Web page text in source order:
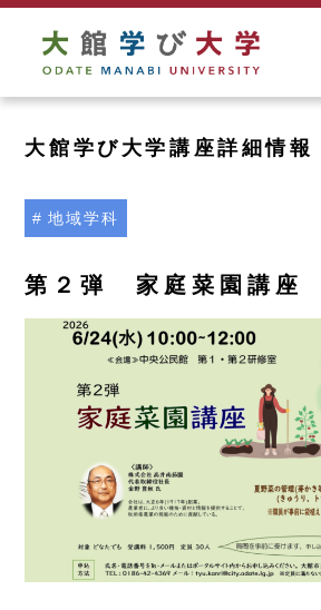
大館学び大学講座詳細情報
地域学科
第２弾 家庭菜園講座